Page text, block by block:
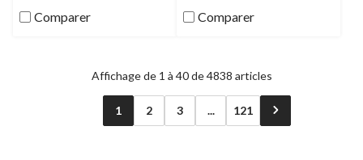
32 Comparer Comparer
Affichage de 1 à 40 de 4838 articles
1 2 3 ... 121